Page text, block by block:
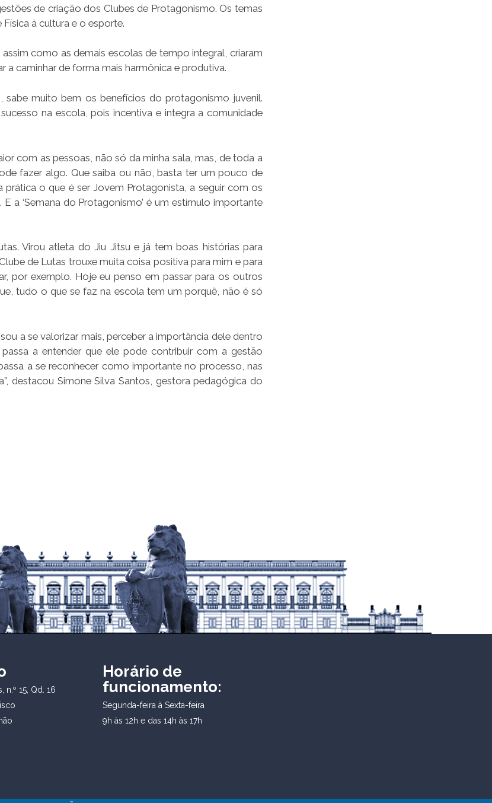
de criação dos Clubes de Protagonismo. Os temas
à cultura e o esporte.
como as demais escolas de tempo integral, criaram
caminhar de forma mais harmônica e produtiva.
sabe muito bem os benefícios do protagonismo juvenil.
na escola, pois incentiva e integra a comunidade
com as pessoas, não só da minha sala, mas, de toda a
fazer algo. Que saiba ou não, basta ter um pouco de
prática o que é ser Jovem Protagonista, a seguir com os
a ‘Semana do Protagonismo’ é um estímulo importante
Virou atleta do Jiu Jitsu e já tem boas histórias para
de Lutas trouxe muita coisa positiva para mim e para
por exemplo. Hoje eu penso em passar para os outros
tudo o que se faz na escola tem um porquê, não é só
a se valorizar mais, perceber a importância dele dentro
a entender que ele pode contribuir com a gestão
a se reconhecer como importante no processo, nas
destacou Simone Silva Santos, gestora pedagógica do
n.º 15, Qd. 16
Horário de
funcionamento:
Segunda-feira à Sexta-feira
9h às 12h e das 14h às 17h